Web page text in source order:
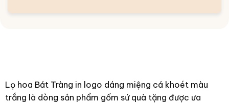
Lọ hoa Bát Tràng in logo dáng miệng cá khoét màu
trắng là dòng sản phẩm gốm sứ quà tặng được ưa